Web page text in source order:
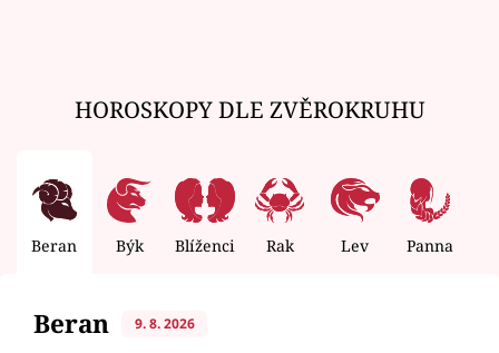
HOROSKOPY DLE ZVĚROKRUHU
Beran Býk Blíženci Rak Lev Panna
Beran 9. 8. 2026